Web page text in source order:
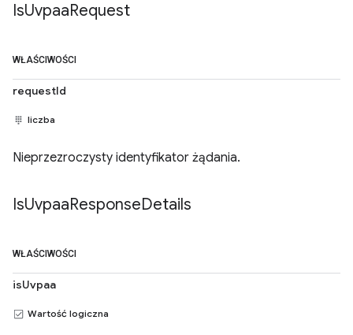
IsUvpaaRequest
WŁAŚCIWOŚCI
requestId
liczba
Nieprzezroczysty identyfikator żądania.
IsUvpaaResponseDetails
WŁAŚCIWOŚCI
isUvpaa
Wartość logiczna